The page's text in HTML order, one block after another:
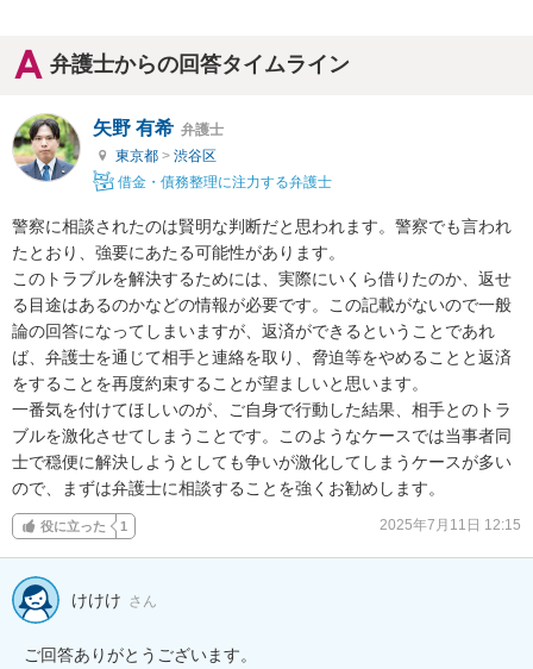
弁護士からの回答タイムライン
矢野 有希 弁護士
東京都 > 渋谷区
借金・債務整理に注力する弁護士
警察に相談されたのは賢明な判断だと思われます。警察でも言われ
たとおり、強要にあたる可能性があります。
このトラブルを解決するためには、実際にいくら借りたのか、返せ
る目途はあるのかなどの情報が必要です。この記載がないので一般
論の回答になってしまいますが、返済ができるということであれ
ば、弁護士を通じて相手と連絡を取り、脅迫等をやめることと返済
をすることを再度約束することが望ましいと思います。
一番気を付けてほしいのが、ご自身で行動した結果、相手とのトラ
ブルを激化させてしまうことです。このようなケースでは当事者同
士で穏便に解決しようとしても争いが激化してしまうケースが多い
ので、まずは弁護士に相談することを強くお勧めします。
役に立った 1 2025年7月11日 12:15
けけけ さん
ご回答ありがとうございます。